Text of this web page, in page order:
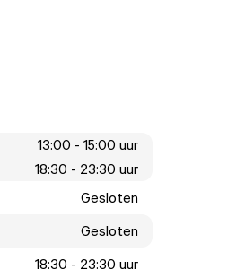
13:00 - 15:00 uur
18:30 - 23:30 uur
Gesloten
Gesloten
18:30 - 23:30 uur